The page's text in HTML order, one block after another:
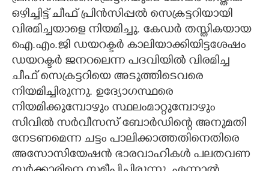
ഒഴിച്ചിട്ട് ചീഫ് പ്രിൻസിപ്പൽ സെക്രട്ടറിയായി
വിരമിച്ചയാളെ നിയമിച്ചു. കേഡർ തസ്തികയായ
ഐ.എം.ജി ഡയറക്ടർ കാലിയാക്കിയിട്ടശേഷം
ഡയറക്ടർ ജനറലെന്ന പദവിയിൽ വിരമിച്ച
ചീഫ് സെക്രട്ടറിയെ അടുത്തിടെവരെ
നിയമിച്ചിരുന്നു. ഉദ്യോഗസ്ഥരെ
നിയമിക്കുമ്പോഴും സ്ഥലംമാറ്റുമ്പോഴും
സിവിൽ സർവീസസ് ബോർഡിന്റെ അനുമതി
നേടണമെന്ന ചട്ടം പാലിക്കാത്തതിനെതിരെ
അസോസിയേഷൻ ഭാരവാഹികൾ പലതവണ